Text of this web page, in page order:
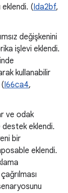
eklendi. (Ida2bf,
değişkenini
işlevi eklendi.
kullanabilir
I66ca4,
ve odak
eklendi.
bir
eklendi.